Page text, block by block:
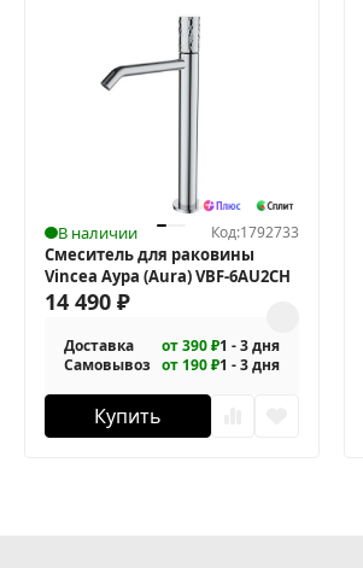
В наличии Код:1792733
Смеситель для раковины
Vincea Аура (Aura) VBF-6AU2CH
14 490 ₽
Доставка от 390 ₽1 - 3 дня
Самовывоз от 190 ₽1 - 3 дня
Купить